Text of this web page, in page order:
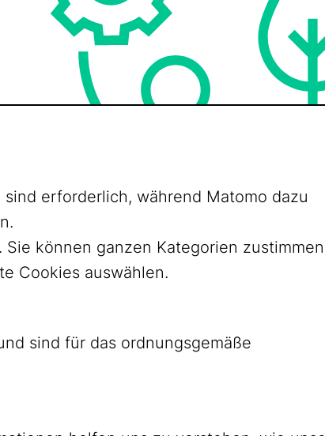
erforderlich, während Matomo dazu
können ganzen Kategorien zustimmen
Cookies auswählen.
sind für das ordnungsgemäße